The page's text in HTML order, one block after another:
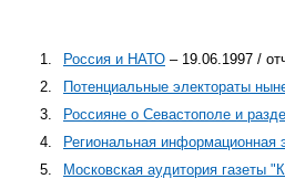
1. Россия и НАТО – 19.06.1997 /
2.
Потенциальные электораты
3.
Россияне о Севастополе и
4.
Региональная информационная
5.
Московская аудитория газеты